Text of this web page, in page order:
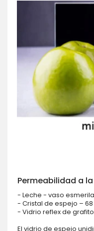
Permeabilidad a
- Leche - vaso
- Cristal de espejo – 68
- Vidrio reflex de grafito
El vidrio de espejo